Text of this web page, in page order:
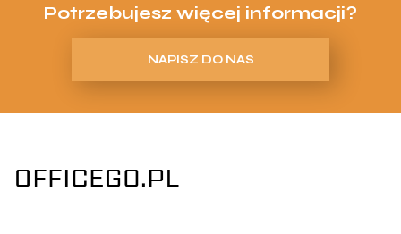
Potrzebujesz więcej informacji?
NAPISZ DO NAS